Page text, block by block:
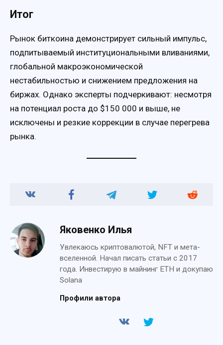
Итог
Рынок биткоина демонстрирует сильный импульс,
подпитываемый институциональными вливаниями,
глобальной макроэкономической
нестабильностью и снижением предложения на
биржах. Однако эксперты подчеркивают: несмотря
на потенциал роста до $150 000 и выше, не
исключены и резкие коррекции в случае перегрева
рынка.
Яковенко Илья
Увлекаюсь криптовалютой, NFT и мета-
вселенной. Начал писать статьи с 2017
года. Инвестирую в майнинг ETH и докупаю
Solana
Профили автора